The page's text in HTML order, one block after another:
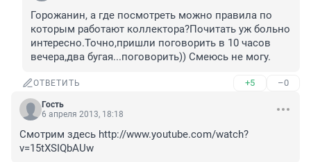
Горожанин, а где посмотреть можно правила по
которым работают коллектора?Почитать уж больно
интересно.Точно,пришли поговорить в 10 часов
вечера,два бугая...поговорить)) Смеюсь не могу.
ОТВЕТИТЬ +5 –0
Гость
6 апреля 2013, 18:18
Смотрим здесь http://www.youtube.com/watch?
v=15tXSIQbAUw